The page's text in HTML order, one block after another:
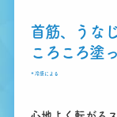
首筋、うな
ころころ塗
＊冷感による